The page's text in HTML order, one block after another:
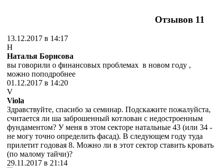
Отзывов 11
13.12.2017 в 14:17
Н
Наталья Борисова
вы говорили о финансовых проблемах в новом году ,
можно поподробнее
01.12.2017 в 14:20
V
Viola
Здравствуйте, спасибо за семинар. Подскажите пожалуйста,
считается ли ша заброшенный котлован с недостроенным
фундаментом? У меня в этом секторе натальные 43 (или 34 -
не могу точно определить фасад). В следующем году туда
прилетит годовая 8. Можно ли в этот сектор ставить кровать
(по малому тайчи)?
29.11.2017 в 21:14